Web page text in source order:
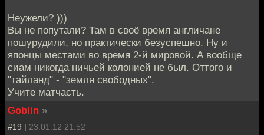
Неужели? )))
Вы не попутали? Там в своё время англичане
пошурудили, но практически безуспешно. Ну и
японцы местами во время 2-й мировой. А вообще
сиам никогда ничьей колонией не был. Оттого и
"тайланд" - "земля свободных".
Учите матчасть.
Goblin »
#19 | 23.01.12 21:52